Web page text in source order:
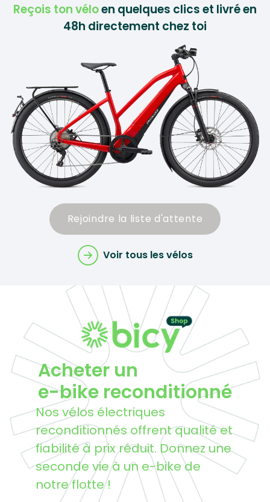
Reçois ton véloen quelques clics et livré en
48h directement chez toi
Rejoindre la liste d'attente
Voir tous les vélos
Acheter un
e-bike reconditionné
Nos vélos électriques
reconditionnés offrent qualité et
fiabilité à prix réduit. Donnez une
seconde vie à un e-bike de
notre flotte !